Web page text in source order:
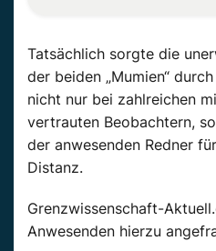
Tatsächlich sorgte die
der beiden „Mumien“ durch
nicht nur bei zahlreichen
vertrauten Beobachtern,
der anwesenden Redner
Distanz.
Grenzwissenschaft-
Anwesenden hierzu